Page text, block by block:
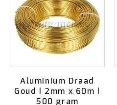
Aluminium Draad
Goud | 2mm x 60m |
500 gram